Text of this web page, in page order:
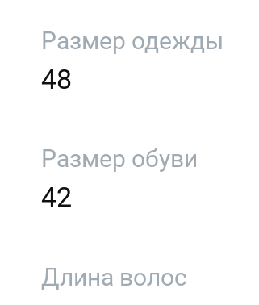
Размер одежды
48
Размер обуви
42
Длина волос